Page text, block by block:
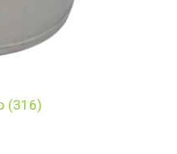
(316)